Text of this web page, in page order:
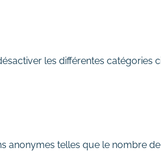
les différentes catégories
telles que le nombre